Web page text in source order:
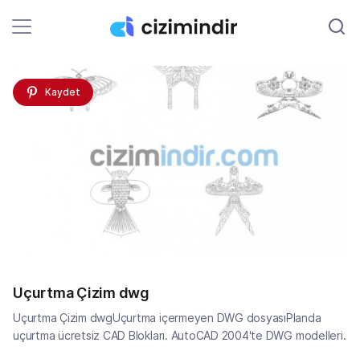
Kaydet
Uçurtma Çizim dwg
Uçurtma Çizim dwgUçurtma içermeyen DWG dosyasıPlanda
uçurtma ücretsiz CAD Blokları. AutoCAD 2004'te DWG modelleri.